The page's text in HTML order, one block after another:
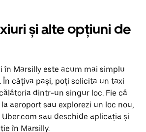
și alte opțiuni de
în Marsilly este acum mai simplu
În câțiva pași, poți solicita un taxi
dintr-un singur loc. Fie că
aeroport sau explorezi un loc nou,
sau deschide aplicația și
în Marsilly.